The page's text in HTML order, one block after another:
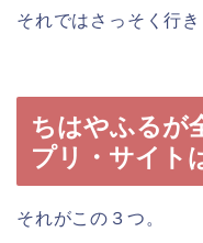
それではさっそく行き
ちはやふるが
プリ・サイト
それがこの３つ。